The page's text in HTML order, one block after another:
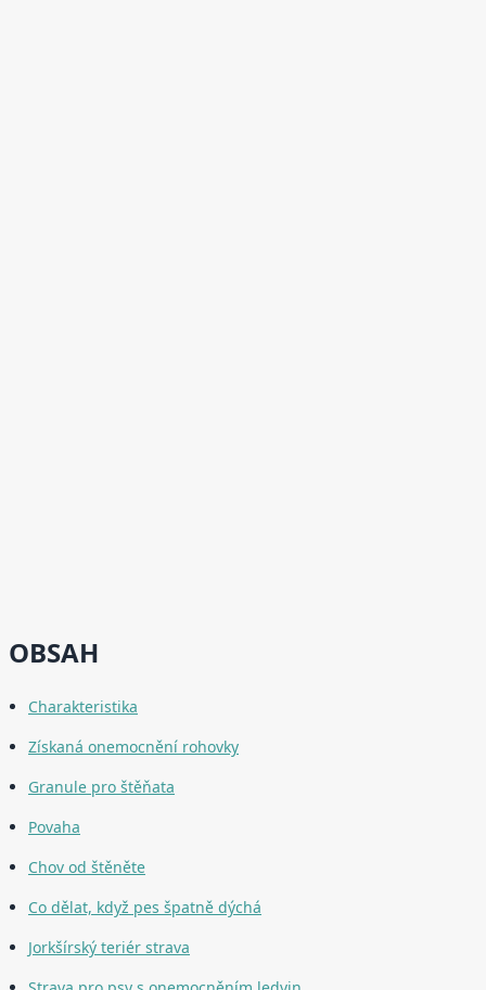
OBSAH
Charakteristika
Získaná onemocnění rohovky
Granule pro štěňata
Povaha
Chov od štěněte
Co dělat, když pes špatně dýchá
Jorkšírský teriér strava